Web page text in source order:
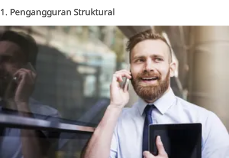
1. Pengangguran Struktural